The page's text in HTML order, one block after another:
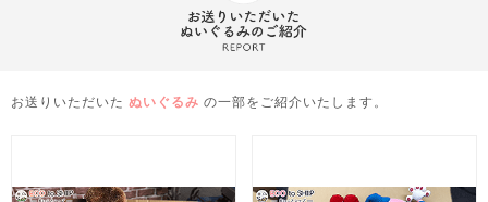
お送りいただいた ぬいぐるみ の一部をご紹介いたします。